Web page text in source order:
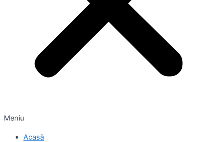
Meniu
Acasă